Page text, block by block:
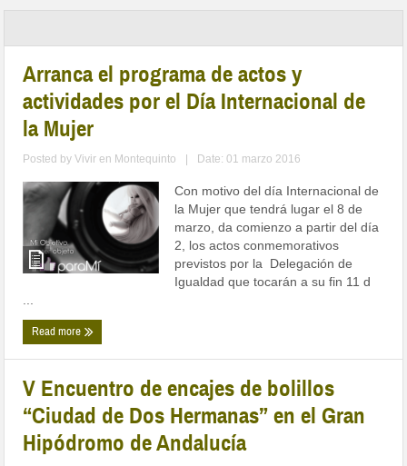
Arranca el programa de actos y
actividades por el Día Internacional de
la Mujer
Posted byVivir en Montequinto Date: 01 marzo 2016
Con motivo del día Internacional de
la Mujer que tendrá lugar el 8 de
marzo, da comienzo a partir del día
2, los actos conmemorativos
previstos por la Delegación de
Igualdad que tocarán a su fin 11 d
...
Read more
V Encuentro de encajes de bolillos
“Ciudad de Dos Hermanas” en el Gran
Hipódromo de Andalucía